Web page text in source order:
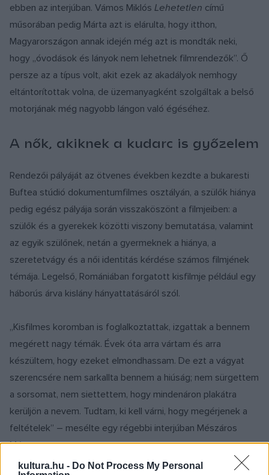
kultura.hu - Do Not Process My Personal
ebben az interjúban. Vámos Miklós Lehetetlen című
műsorában pedig Márta azt is elárulta, hogy itthon,
Magyarországon annak idején még azt is mondták neki,
hogy „óvodások és lányok nem lehetnek filmrendezők”. Ő
persze az a típus volt, akit ezek az akadályok nemhogy
eltántorítottak volna, de üzemanyagként szolgáltak a belső
motorjának még nagyobb lángon való égéséhez.
A nők, akiknek a kudarc is győzelem
Rendezői pályáját az ötvenes években kezdte a bukaresti
Buftea stúdió dokumentumfilmes osztályán, a szülők hiánya
pedig egész pályája során visszaköszönt a filmjeiben: a
szülők és a gyerekek közötti viszony bemutatása, valamint
az egyik szülőnek, netán a gyermeknek a hiánya, a
szeretetvágy és a női identitás kérdése számos filmjének
témája. Legelső, Romániában forgatott kisfilmje például egy
háborús árva kislány hányattatásáról szól.
„Kisfilmes koromban is foglalkoztattak, izgattak a bennem
megérett nagy témák. Évek óta arra vártam és arra
készültem, hogy ezeket elmondhassam. De ezt a vágyat
szerencsére nem sarkallta bennem a hiúság; nem sürgettem
a sorsomat, nem siettettem, hogy mindenáron plakátra
kerüljön a nevem. Tudtam, ki kell várni, hogy megérjenek a
feltételek” – mesélte egy régebbi interjúban Mészáros
Márta.